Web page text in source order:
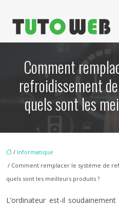
Comment
refroidissement
quels sont les
/ Informatique
/ Comment remplacer le système de
quels sont les meilleurs produits ?
L’ordinateur est-il